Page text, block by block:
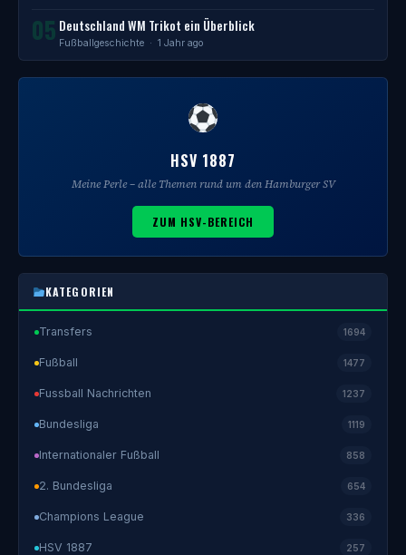
05 Deutschland WM Trikot ein Überblick
Fußballgeschichte · 1 Jahr ago
HSV 1887
Meine Perle – alle Themen rund um den Hamburger SV
ZUM HSV-BEREICH
KATEGORIEN
Transfers 1694
Fußball 1477
Fussball Nachrichten 1237
Bundesliga 1119
Internationaler Fußball 858
2. Bundesliga 654
Champions League 336
HSV 1887 257